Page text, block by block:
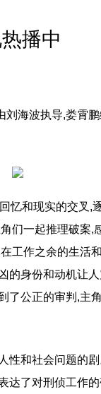
播中
海波执导,娄霄
忆和现实的交叉,
们一起推理破案,
工作之余的生活
的身份和动机让
了公正的审判,主
性和社会问题的
达了对刑侦工作